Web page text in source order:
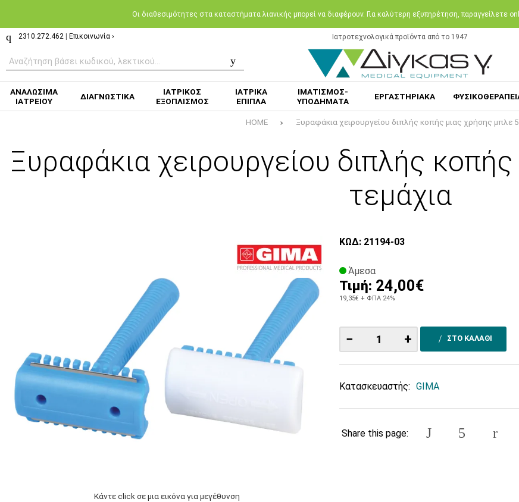
Oι διαθεσιμότητες στα καταστήματα λιανικής μπορεί να διαφέρουν. Για καλύτερη εξυπηρέτηση, παραγγείλετε
2310.272.462 Επικοινωνία › Ιατροτεχνολογικά προϊόντα από το 1947
ΑΝΑΛΩΣΙΜΑ
ΙΑΤΡΕΙΟΥ
ΔΙΑΓΝΩΣΤΙΚΑ
ΙΑΤΡΙΚΟΣ
ΕΞΟΠΛΙΣΜΟΣ
ΙΑΤΡΙΚΑ
ΕΠΙΠΛΑ
ΙΜΑΤΙΣΜΟΣ-
ΥΠΟΔΗΜΑΤΑ
ΕΡΓΑΣΤΗΡΙΑΚΑ
HOME Ξυραφάκια χειρουργείου διπλής κοπής μιας χρήσης μπλε
Ξυραφάκια χειρουργείου διπλής
τεμάχια
Κάντε click σε μια εικόνα για μεγέθυνση
ΚΩΔ: 21194-03
Άμεσα
Τιμή: 24,00€
19,35€ + ΦΠΑ 24%
− + ΣΤΟ ΚΑΛΑΘΙ
Κατασκευαστής: GIMA
Share this page: